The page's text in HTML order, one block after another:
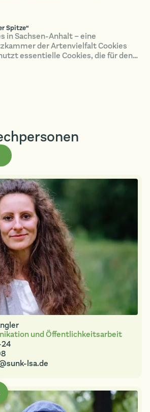
Spitze“
in Sachsen-Anhalt – eine
der Artenvielfalt Cookies
essentielle Cookies, die für den
Speichern Ablehnen Powered
dp-wired.de/?ref=consent-note)
und Öffentlichkeitsarbeit
lsa.de